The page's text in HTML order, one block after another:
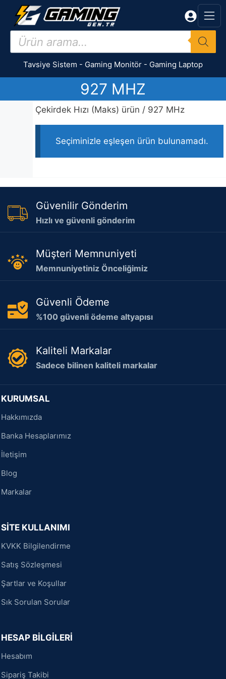
İçeriğe
Products
search
Tavsiye Sistem - Gaming Monitör - Gaming Laptop
927 MHZ
Çekirdek Hızı (Maks) ürün / 927 MHz
Seçiminizle eşleşen ürün bulunamadı.
Güvenilir Gönderim
Hızlı ve güvenli gönderim
Müşteri Memnuniyeti
Memnuniyetiniz Önceliğimiz
Güvenli Ödeme
%100 güvenli ödeme altyapısı
Kaliteli Markalar
Sadece bilinen kaliteli markalar
KURUMSAL
Hakkımızda
Banka Hesaplarımız
İletişim
Blog
Markalar
SİTE KULLANIMI
KVKK Bilgilendirme
Satış Sözleşmesi
Şartlar ve Koşullar
Sık Sorulan Sorular
HESAP BİLGİLERİ
Hesabım
Sipariş Takibi